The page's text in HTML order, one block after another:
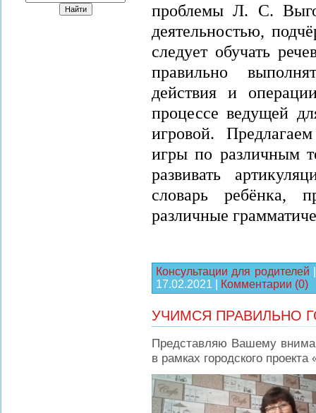
проблемы Л. С.
деятельностью,
следует обучать
правильно
действия и
процессе ведущей
игровой.
игры по различным
развивать
словарь ребёнка,
различные
Консультации для родителей
17.02.2021
Комментарии (0)
УЧИМСЯ ПРАВИЛЬНО
Представляю Вашему
в рамках городского